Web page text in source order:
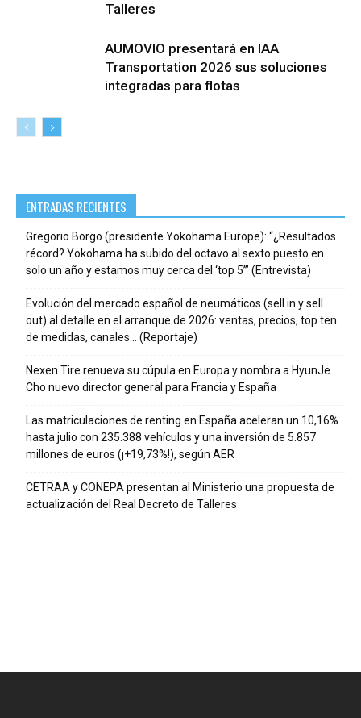
Talleres
AUMOVIO presentará en IAA
Transportation 2026 sus soluciones
integradas para flotas
ENTRADAS RECIENTES
Gregorio Borgo (presidente Yokohama Europe): “¿Resultados
récord? Yokohama ha subido del octavo al sexto puesto en
solo un año y estamos muy cerca del ‘top 5’” (Entrevista)
Evolución del mercado español de neumáticos (sell in y sell
out) al detalle en el arranque de 2026: ventas, precios, top ten
de medidas, canales… (Reportaje)
Nexen Tire renueva su cúpula en Europa y nombra a HyunJe
Cho nuevo director general para Francia y España
Las matriculaciones de renting en España aceleran un 10,16%
hasta julio con 235.388 vehículos y una inversión de 5.857
millones de euros (¡+19,73%!), según AER
CETRAA y CONEPA presentan al Ministerio una propuesta de
actualización del Real Decreto de Talleres